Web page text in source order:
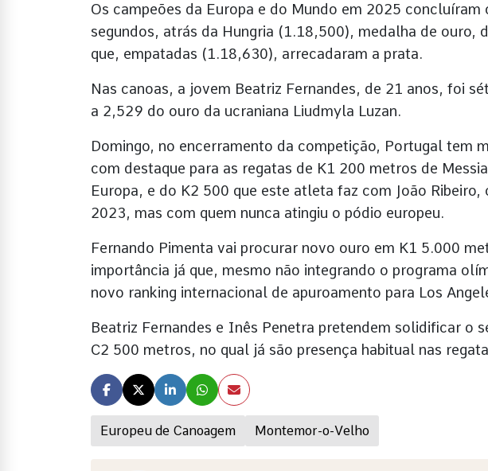
Europeu de Canoagem Montemor-o-Velho
Os campeões da Europa e do Mundo em 2025 concluíram
segundos, atrás da Hungria (1.18,500), medalha de ouro,
que, empatadas (1.18,630), arrecadaram a prata.
Nas canoas, a jovem Beatriz Fernandes, de 21 anos, foi
a 2,529 do ouro da ucraniana Liudmyla Luzan.
Domingo, no encerramento da competição, Portugal tem
com destaque para as regatas de K1 200 metros de
Europa, e do K2 500 que este atleta faz com João
2023, mas com quem nunca atingiu o pódio europeu.
Fernando Pimenta vai procurar novo ouro em K1 5.000
importância já que, mesmo não integrando o programa
novo ranking internacional de apuroamento para Los
Beatriz Fernandes e Inês Penetra pretendem solidificar o
C2 500 metros, no qual já são presença habitual nas